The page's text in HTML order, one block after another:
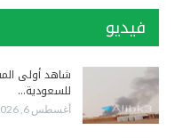
فيديو
شاهد أولى
للسعودية…
أغسطس 6, 2026